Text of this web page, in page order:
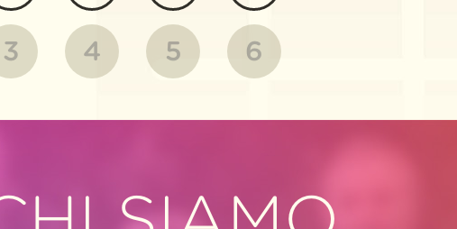
3 4 5 6